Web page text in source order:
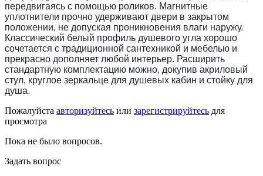
передвигаясь с помощью роликов. Магнитные
уплотнители прочно удерживают двери в закрытом
положении, не допуская проникновения влаги наружу.
Классический белый профиль душевого угла хорошо
сочетается с традиционной сантехникой и мебелью и
прекрасно дополняет любой интерьер. Расширить
стандартную комплектацию можно, докупив акриловый
стул, круглое зеркальце для душевых кабин и стойку для
душа.
Пожалуйста авторизуйтесь или зарегистрируйтесь для
просмотра
Пока не было вопросов.
Задать вопрос